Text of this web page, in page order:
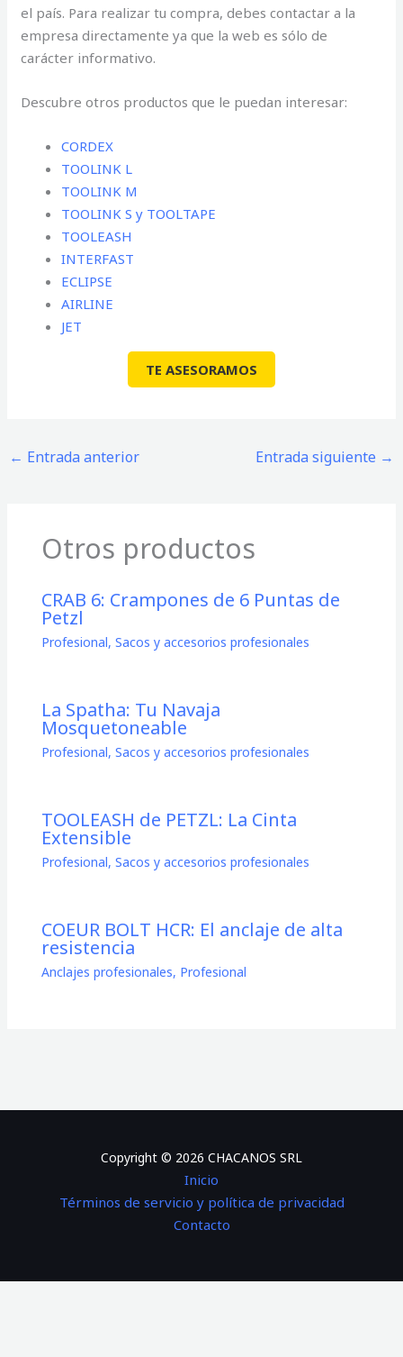
el país. Para realizar tu compra, debes contactar a la
empresa directamente ya que la web es sólo de
carácter informativo.
Descubre otros productos que le puedan interesar:
CORDEX
TOOLINK L
TOOLINK M
TOOLINK S y TOOLTAPE
TOOLEASH
INTERFAST
ECLIPSE
AIRLINE
JET
TE ASESORAMOS
← Entrada anterior Entrada siguiente →
Otros productos
CRAB 6: Crampones de 6 Puntas de
Petzl
Profesional, Sacos y accesorios profesionales
La Spatha: Tu Navaja
Mosquetoneable
Profesional, Sacos y accesorios profesionales
TOOLEASH de PETZL: La Cinta
Extensible
Profesional, Sacos y accesorios profesionales
COEUR BOLT HCR: El anclaje de alta
resistencia
Anclajes profesionales, Profesional
Copyright © 2026 CHACANOS SRL
Inicio
Términos de servicio y política de privacidad
Contacto